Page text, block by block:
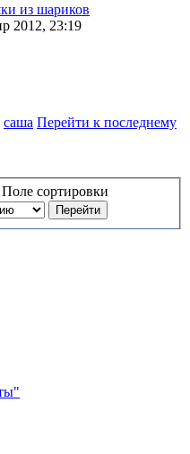
из шариков
2012, 23:19
саша Перейти к последнему
Поле сортировки